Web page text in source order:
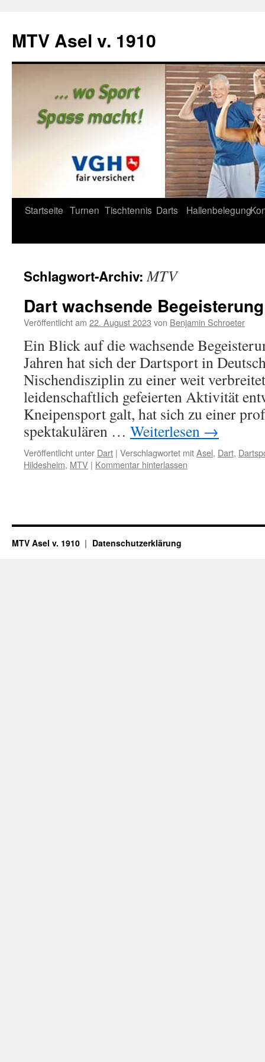
springen
MTV Asel v. 1910
Startseite Turnen Tischtennis Darts Hallenbelegung
Schlagwort-Archiv:MTV
Dart wachsende
Veröffentlicht am 22. August 2023 von Benjamin Schroeter
Ein Blick auf die wachsende
Jahren hat sich der Dartsport in
Nischendisziplin zu einer weit
leidenschaftlich gefeierten Aktivität
Kneipensport galt, hat sich zu einer
spektakulären … Weiterlesen →
Veröffentlicht unter Dart | Verschlagwortet mitAsel, Dart,
Hildesheim, MTV | Kommentar hinterlassen
MTV Asel v. 1910 Datenschutzerklärung